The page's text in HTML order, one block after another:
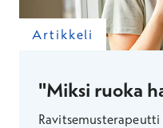
Artikkeli
"Miksi ruoka
Ravitsemusterapeutti